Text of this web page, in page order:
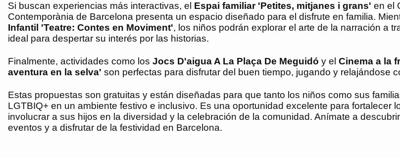
Si buscan experiencias más interactivas, el Espai familiar 'Petites, mitjanes i grans' en el
Contemporània de Barcelona presenta un espacio diseñado para el disfrute en familia.
Infantil 'Teatre: Contes en Moviment', los niños podrán explorar el arte de la narración a
ideal para despertar su interés por las historias.
Finalmente, actividades como los Jocs D'aigua A La Plaça De Meguidó y el Cinema a la
aventura en la selva' son perfectas para disfrutar del buen tiempo, jugando y relajándose
Estas propuestas son gratuitas y están diseñadas para que tanto los niños como sus
LGTBIQ+ en un ambiente festivo e inclusivo. Es una oportunidad excelente para fortalecer
involucrar a sus hijos en la diversidad y la celebración de la comunidad. Anímate a
eventos y a disfrutar de la festividad en Barcelona.